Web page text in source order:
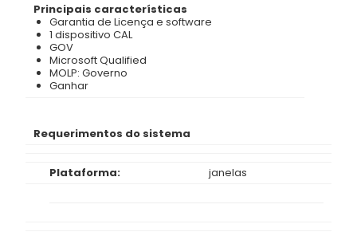
Principais características
Garantia de Licença e software
1 dispositivo CAL
GOV
Microsoft Qualified
MOLP: Governo
Ganhar
Requerimentos do sistema
Plataforma: janelas